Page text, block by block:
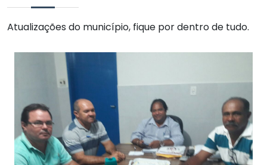
Atualizações do município, fique por dentro de tudo.